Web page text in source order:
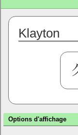
Klayton
Options d'affichage